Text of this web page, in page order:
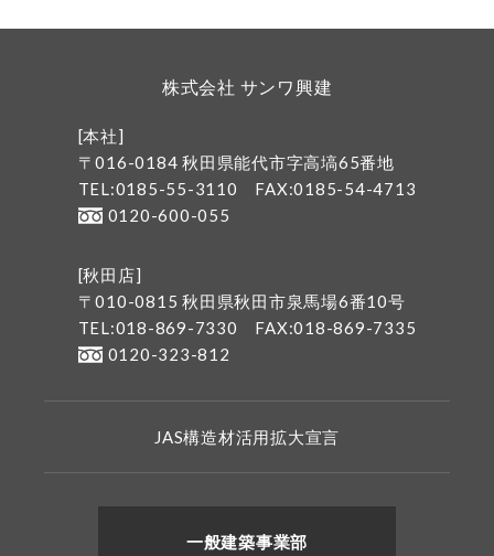
株式会社 サンワ興建
[本社]
〒016-0184 秋田県能代市字高塙65番地
TEL:0185-55-3110
FAX:0185-54-4713
0120-600-055
[秋田店]
〒010-0815 秋田県秋田市泉馬場6番10号
TEL:018-869-7330
FAX:018-869-7335
0120-323-812
JAS構造材活用拡大宣言
一般建築事業部